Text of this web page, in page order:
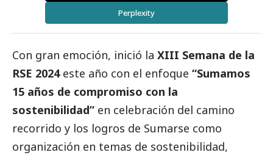
Perplexity
Con gran emoción, inició la XIII Semana de la
RSE 2024este año con el enfoque “Sumamos
15 años de compromiso con la
sostenibilidad” en celebración del camino
recorrido y los logros de Sumarse como
organización en temas de sostenibilidad,